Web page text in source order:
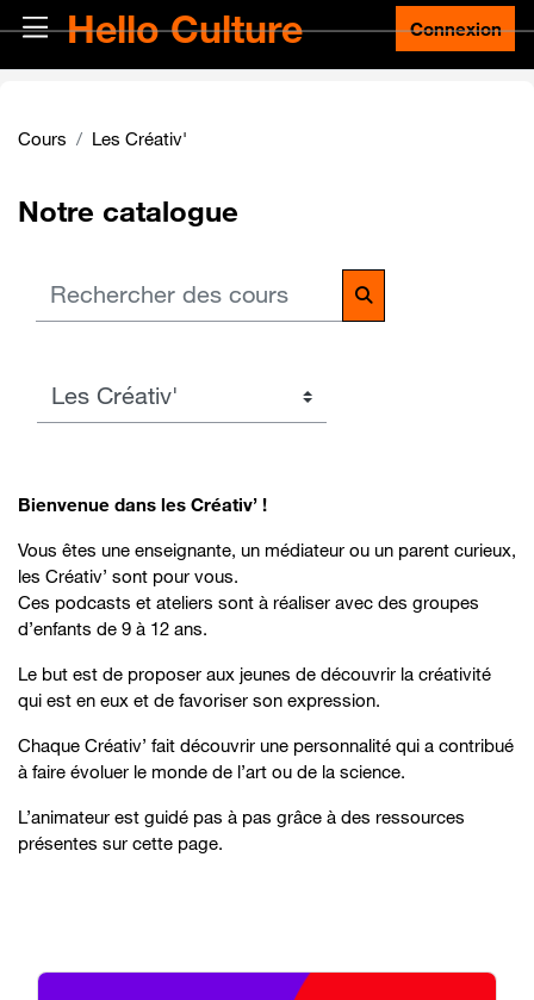
Passer au contenu principal
Panneau latéral
Hello Culture Connexion
Cours Les Créativ'
Notre catalogue
Rechercher des cours
Rechercher des
Catégories de cours
Bienvenue dans les Créativ’ !
Vous êtes une enseignante, un médiateur ou un parent curieux,
les Créativ’ sont pour vous.
Ces podcasts et ateliers sont à réaliser avec des groupes
d’enfants de 9 à 12 ans.
Le but est de proposer aux jeunes de découvrir la créativité
qui est en eux et de favoriser son expression.
Chaque Créativ’ fait découvrir une personnalité qui a contribué
à faire évoluer le monde de l’art ou de la science.
L’animateur est guidé pas à pas grâce à des ressources
présentes sur cette page.